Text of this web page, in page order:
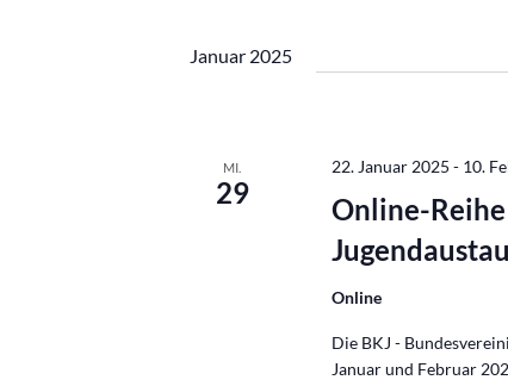
Navigation
Schlüsselwort.
Januar 2025
MI.
29
Online-
22. Januar 2025 - 10.
Online
Die BKJ -
Januar und Februar